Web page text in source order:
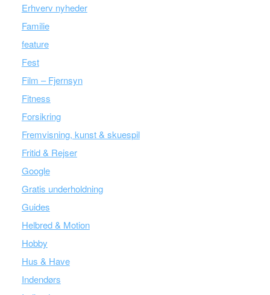
Erhverv nyheder
Familie
feature
Fest
Film – Fjernsyn
Fitness
Forsikring
Fremvisning, kunst & skuespil
Fritid & Rejser
Google
Gratis underholdning
Guides
Helbred & Motion
Hobby
Hus & Have
Indendørs